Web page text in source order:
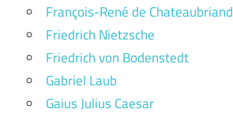
François-René de Chateaubriand
Friedrich Nietzsche
Friedrich von Bodenstedt
Gabriel Laub
Gaius Julius Caesar